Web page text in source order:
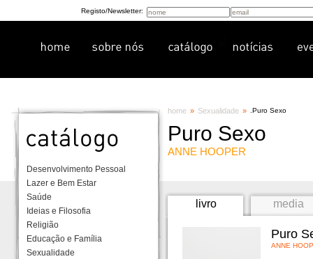
Registo/Newsletter:
Desenvolvimento Pessoal
Lazer e Bem Estar
Saúde
Ideias e Filosofia
Religião
Educação e Família
Sexualidade
home » Sexualidade » Puro Sexo
Puro Sexo
ANNE HOOPER
livro media
Puro
ANNE